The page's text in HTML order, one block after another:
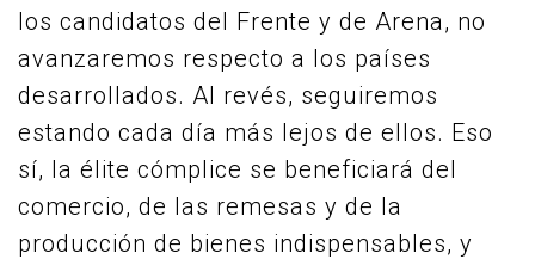
los candidatos del Frente y de Arena, no
avanzaremos respecto a los países
desarrollados. Al revés, seguiremos
estando cada día más lejos de ellos. Eso
sí, la élite cómplice se beneficiará del
comercio, de las remesas y de la
producción de bienes indispensables, y